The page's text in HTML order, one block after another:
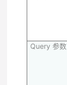
Query 参数